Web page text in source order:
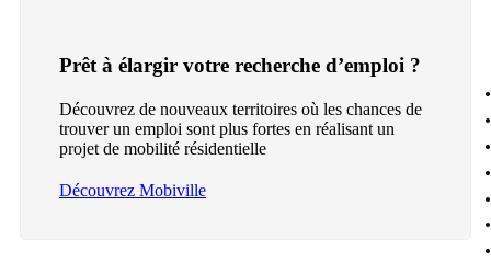
Prêt à élargir votre recherche d’emploi ?
Découvrez de nouveaux territoires où les chances de
trouver un emploi sont plus fortes en réalisant un
projet de mobilité résidentielle
Découvrez Mobiville